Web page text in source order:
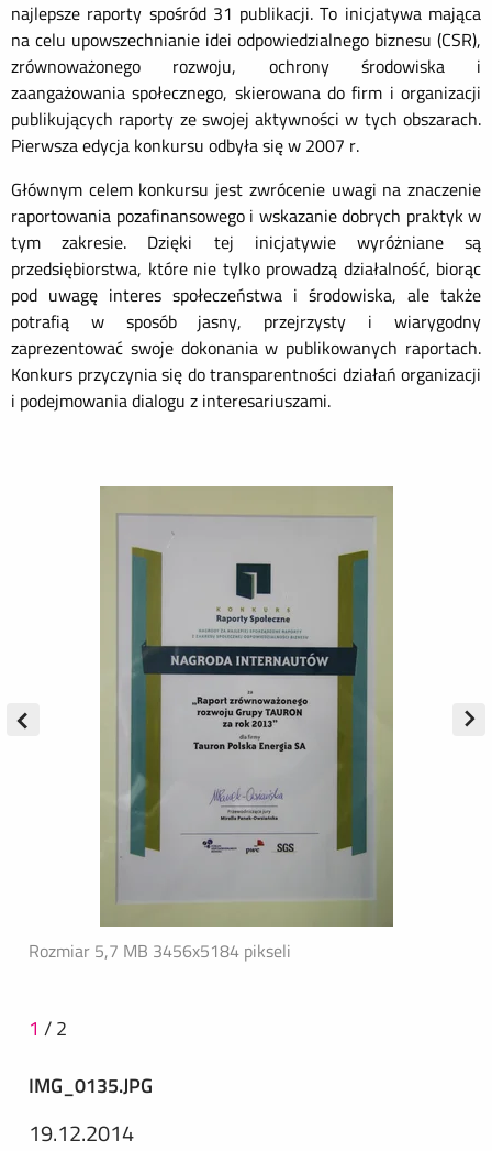
najlepsze raporty spośród 31 publikacji. To inicjatywa mająca
na celu upowszechnianie idei odpowiedzialnego biznesu (CSR),
zrównoważonego rozwoju, ochrony środowiska i
zaangażowania społecznego, skierowana do firm i organizacji
publikujących raporty ze swojej aktywności w tych obszarach.
Pierwsza edycja konkursu odbyła się w 2007 r.
Głównym celem konkursu jest zwrócenie uwagi na znaczenie
raportowania pozafinansowego i wskazanie dobrych praktyk w
tym zakresie. Dzięki tej inicjatywie wyróżniane są
przedsiębiorstwa, które nie tylko prowadzą działalność, biorąc
pod uwagę interes społeczeństwa i środowiska, ale także
potrafią w sposób jasny, przejrzysty i wiarygodny
zaprezentować swoje dokonania w publikowanych raportach.
Konkurs przyczynia się do transparentności działań organizacji
i podejmowania dialogu z interesariuszami.
Rozmiar 5,7 MB 3456x5184 pikseli
1 /2
IMG_0135.JPG
19.12.2014